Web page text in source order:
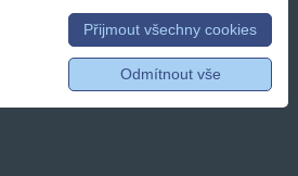
Přijmout všechny cookies
Odmítnout vše